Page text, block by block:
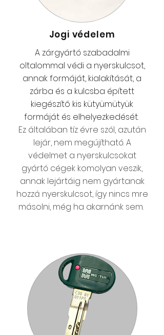
Jogi védelem
A zárgyártó szabadalmi
oltalommal védi a nyerskulcsot,
annak formáját, kialakítását, a
zárba és a kulcsba épített
kiegészítő kis kütyümütyük
formáját és elhelyezkedését.
Ez általában tíz évre szól, azután
lejár, nem megújítható. A
védelmet a nyerskulcsokat
gyártó cégek komolyan veszik,
annak lejártáig nem gyártanak
hozzá nyerskulcsot, így nincs mre
másolni, még ha akarnánk sem.